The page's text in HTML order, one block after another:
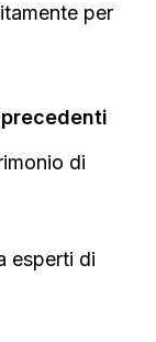
per
di
esperti di